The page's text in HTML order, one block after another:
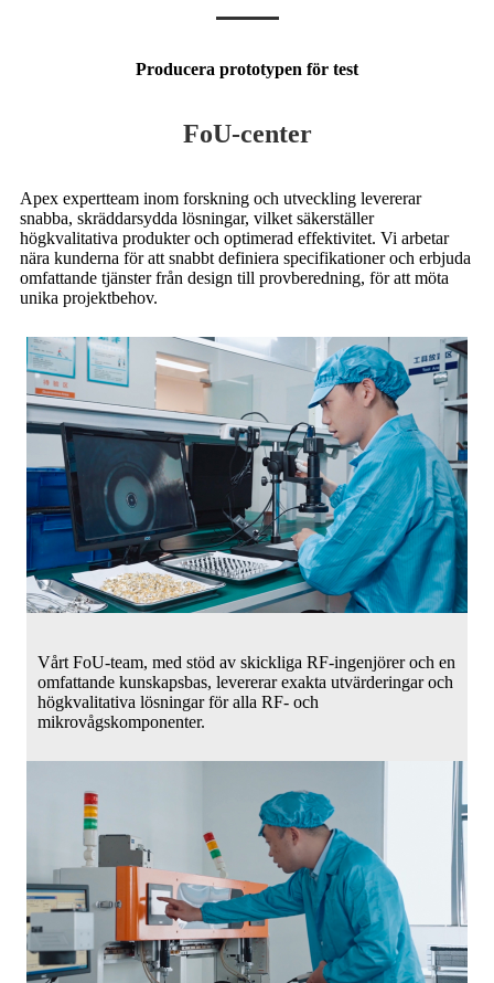
Producera prototypen för test
FoU-center
Apex expertteam inom forskning och utveckling levererar
snabba, skräddarsydda lösningar, vilket säkerställer
högkvalitativa produkter och optimerad effektivitet. Vi arbetar
nära kunderna för att snabbt definiera specifikationer och erbjuda
omfattande tjänster från design till provberedning, för att möta
unika projektbehov.
Vårt FoU-team, med stöd av skickliga RF-ingenjörer och en
omfattande kunskapsbas, levererar exakta utvärderingar och
högkvalitativa lösningar för alla RF- och
mikrovågskomponenter.